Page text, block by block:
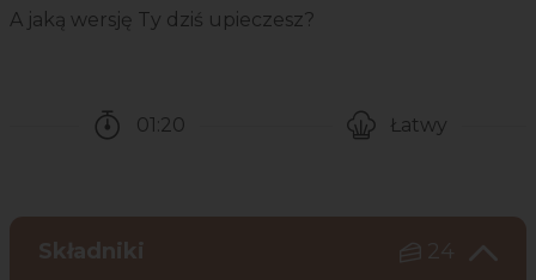
A jaką wersję Ty dziś upieczesz?
01:20
Łatwy
Składniki 24